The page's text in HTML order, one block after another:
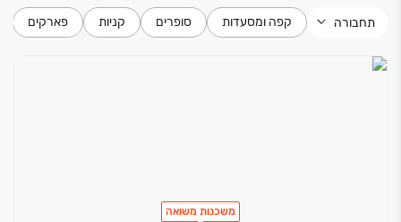
תחבורה קפה ומסעדות סופרים קניות פארקים
משכנות משואה